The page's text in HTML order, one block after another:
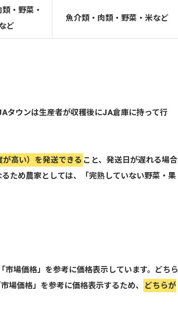
・野菜・
ど
魚介類・肉類・野菜・米など
タウンは生産者が収穫後にJA倉庫に持って行
高い）を発送できる こと、発送日が遅れる場合
ため農家としては、「完熟していない野菜・果
場価格」を参考に価格表示しています。どちら
場価格」を参考に価格表示するため、
どちらが